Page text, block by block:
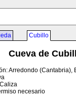
Cubillo
Cueva de
Arredondo (Cantabria),
necesario